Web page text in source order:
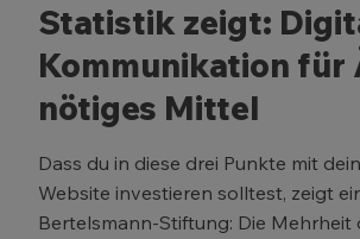
Statistik zeigt:
Kommunikation für
nötiges Mittel
Dass du in diese drei Punkte mit
Website investieren solltest, zeigt
Bertelsmann-Stiftung: Die Mehrheit